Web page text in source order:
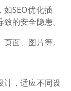
如SEO优化插
的安全隐患。
面、图片等。
计，适应不同设